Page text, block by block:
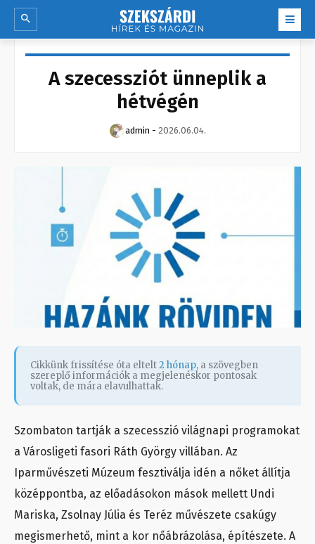
A szecessziót ünneplik a
hétvégén
admin - 2026.06.04.
Cikkünk frissítése óta eltelt2 hónap, a szövegben
szereplő információk a megjelenéskor pontosak
voltak, de mára elavulhattak.
Szombaton tartják a szecesszió világnapi programokat
a Városligeti fasori Ráth György villában. Az
Iparművészeti Múzeum fesztiválja idén a nőket állítja
középpontba, az előadásokon mások mellett Undi
Mariska, Zsolnay Júlia és Teréz művészete csakúgy
megismerhető, mint a kor nőábrázolása, építészete. A